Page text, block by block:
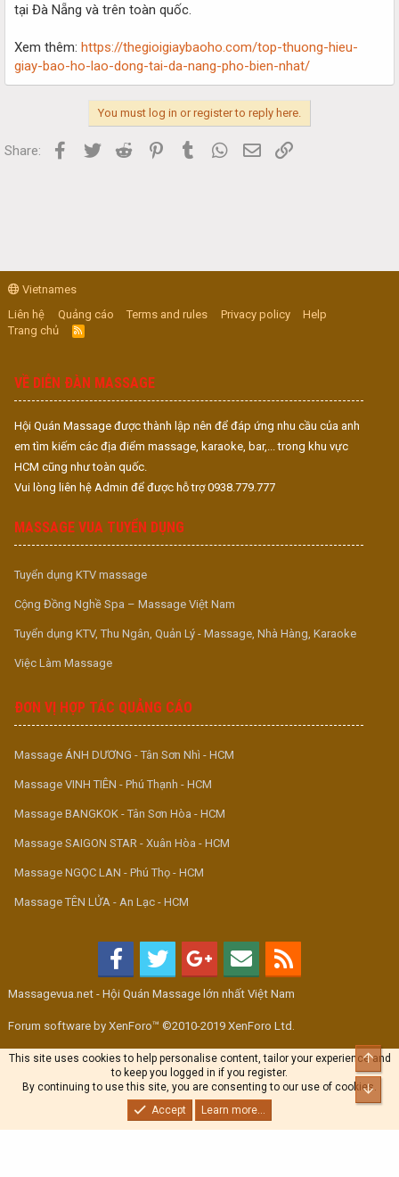
tại Đà Nẵng và trên toàn quốc.
Xem thêm: https://thegioigiaybaoho.com/top-thuong-hieu-
giay-bao-ho-lao-dong-tai-da-nang-pho-bien-nhat/
You must log in or register to reply here.
Share: Facebook
Twitter Reddit PinterestTumblr WhatsApp
Email
Vietnames
Liên hệ
Quảng cáo Terms and rules Privacy policy
Help
Trang chủ
R
S
VỀ DIỄN ĐÀN MASSAGE
Hội Quán Massage được thành lập nên để đáp ứng nhu cầu của anh
em tìm kiếm các địa điểm massage, karaoke, bar,... trong khu vực
HCM cũng như toàn quốc.
Vui lòng liên hệ Admin để được hỗ trợ 0938.779.777
MASSAGE VUA TUYỂN DỤNG
Tuyển dụng KTV massage
Cộng Đồng Nghề Spa – Massage Việt Nam
Tuyển dụng KTV, Thu Ngân, Quản Lý - Massage, Nhà Hàng, Karaoke
Việc Làm Massage
ĐƠN VỊ HỢP TÁC QUẢNG CÁO
Massage ÁNH DƯƠNG - Tân Sơn Nhì - HCM
Massage VINH TIÊN - Phú Thạnh - HCM
Massage BANGKOK - Tân Sơn Hòa - HCM
Massage SAIGON STAR - Xuân Hòa - HCM
Massage NGỌC LAN - Phú Thọ - HCM
Massage TÊN LỬA - An Lạc - HCM
Massagevua.net - Hội Quán Massage lớn nhất Việt Nam
Forum software by XenForo™ ©2010-2019 XenForo Ltd.
This site uses cookies to help personalise content, tailor your experience and
to keep you logged in if you register.
By continuing to use this site, you are consenting to our use of cookies.
Accept
Learn more...
Top